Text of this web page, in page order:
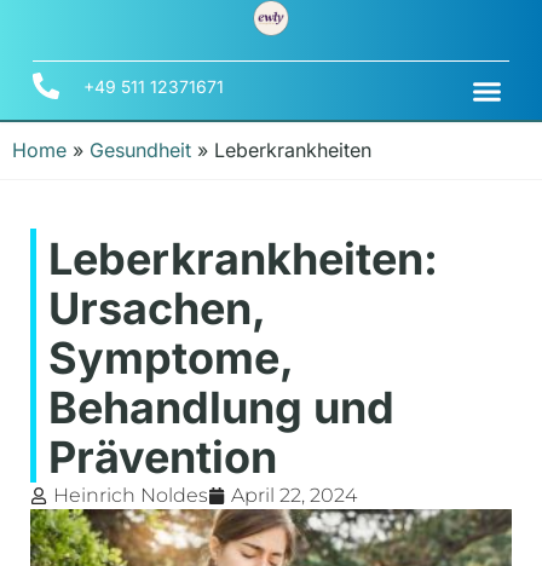
+49 511 12371671
Home » Gesundheit » Leberkrankheiten
Leberkrankheiten:
Ursachen,
Symptome,
Behandlung und
Prävention
Heinrich Noldes April 22, 2024